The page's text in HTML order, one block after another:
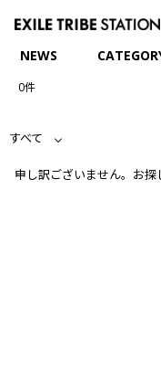
NEWS
0件
すべて
申し訳ございません。お